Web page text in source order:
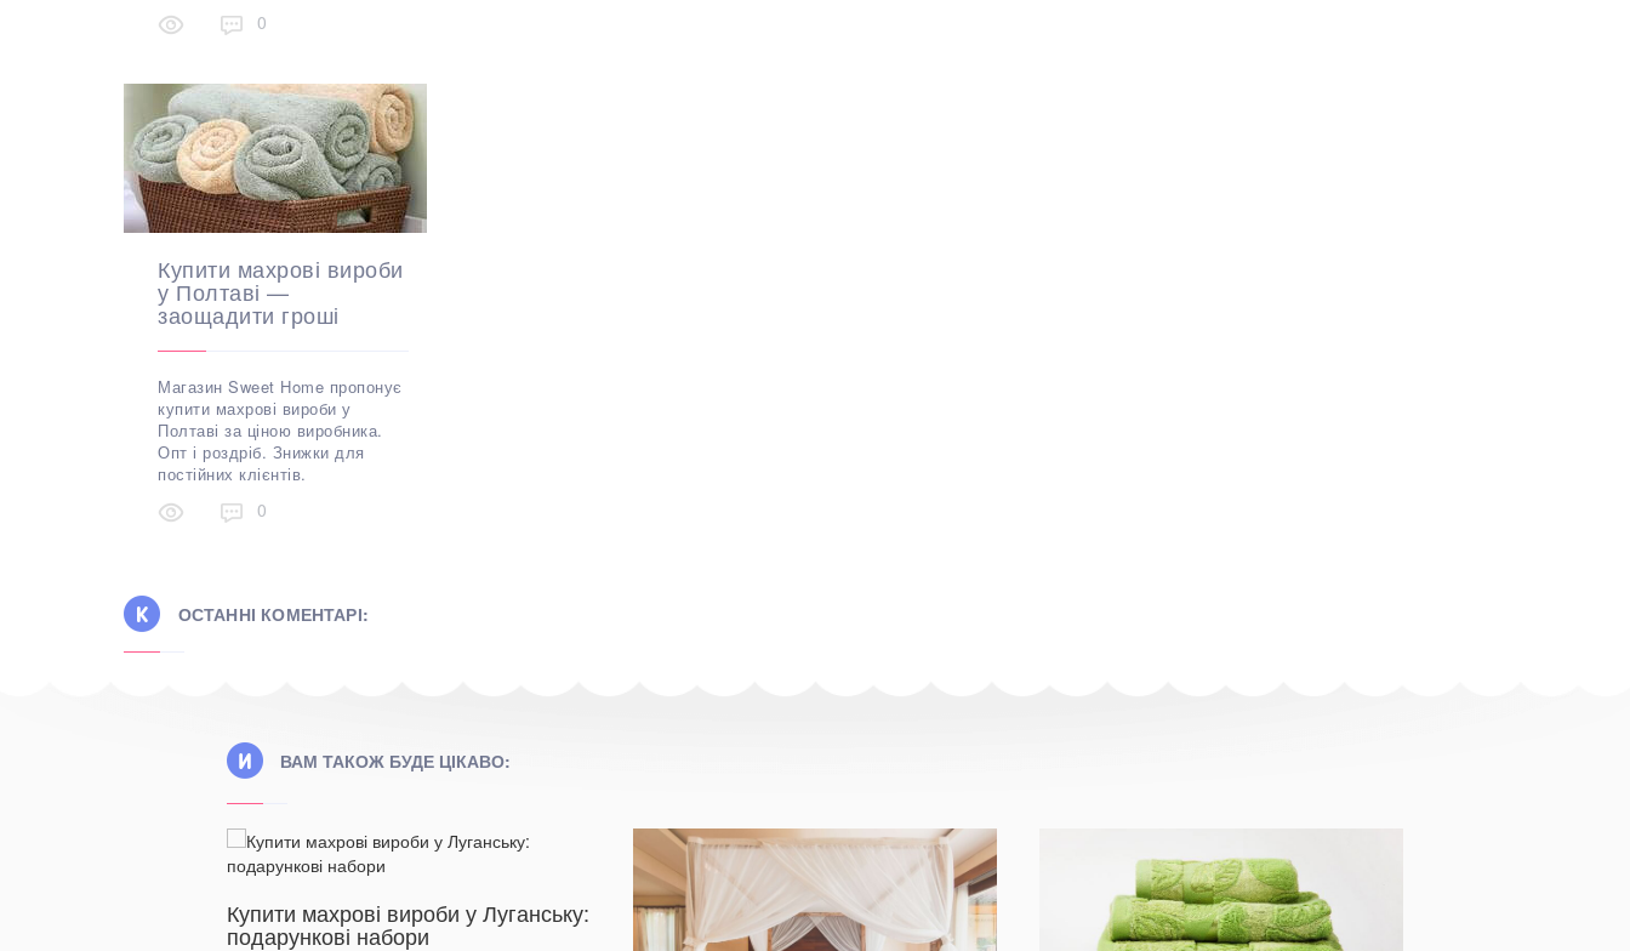
0
Купити махрові вироби
у Полтаві —
заощадити гроші
Магазин Sweet Home пропонує
купити махрові вироби у
Полтаві за ціною виробника.
Опт і роздріб. Знижки для
постійних клієнтів.
0
ОСТАННІ КОМЕНТАРІ:
ВАМ ТАКОЖ БУДЕ ЦІКАВО:
Купити махрові вироби у Луганську:
подарункові набори